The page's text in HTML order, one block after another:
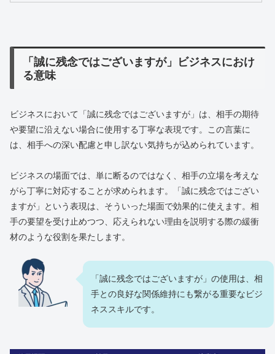
「誠に残念ではございますが」ビジネスにおけ
る意味
ビジネスにおいて「誠に残念ではございますが」は、相手の期待
や要望に沿えない場合に使用する丁寧な表現です。この言葉に
は、相手への深い配慮と申し訳ない気持ちが込められています。
ビジネスの場面では、単に断るのではなく、相手の立場を考えな
がら丁寧に対応することが求められます。「誠に残念ではござい
ますが」という表現は、そういった場面で効果的に使えます。相
手の要望を受け止めつつ、応えられない理由を説明する際の緩衝
材のような役割を果たします。
「誠に残念ではございますが」の使用は、相
手との良好な関係維持にも繋がる重要なビジ
ネススキルです。